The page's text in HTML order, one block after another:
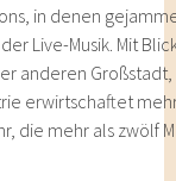
in denen
Live-Musik. Mit
anderen
erwirtschaftet
die mehr als zwölf